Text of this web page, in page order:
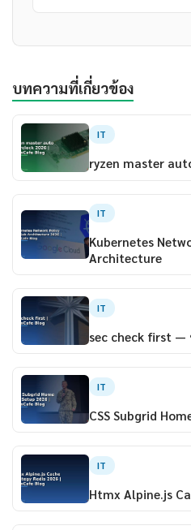
บทความที่เกี่ยวข้อง
IT
ryzen master
IT
Kubernetes
Architecture
IT
sec check first
IT
CSS Subgrid
IT
Htmx Alpine.js